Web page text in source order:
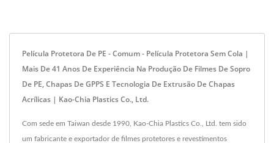
Película Protetora De PE - Comum - Película Protetora Sem Cola |
Mais De 41 Anos De Experiência Na Produção De Filmes De Sopro
De PE, Chapas De GPPS E Tecnologia De Extrusão De Chapas
Acrílicas | Kao-Chia Plastics Co., Ltd.
Com sede em Taiwan desde 1990, Kao-Chia Plastics Co., Ltd. tem sido
um fabricante e exportador de filmes protetores e revestimentos